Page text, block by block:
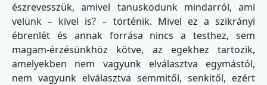
észrevesszük, amivel tanuskodunk mindarról, ami
velünk – kivel is? – történik. Mivel ez a szikrányi
ébrenlét és annak forrása nincs a testhez, sem
magam-érzésünkhöz kötve, az egekhez tartozik,
amelyekben nem vagyunk elválasztva egymástól,
nem vagyunk elválasztva semmitől, senkitől, ezért